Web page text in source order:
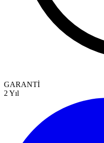
GARANTİ
2 Yıl